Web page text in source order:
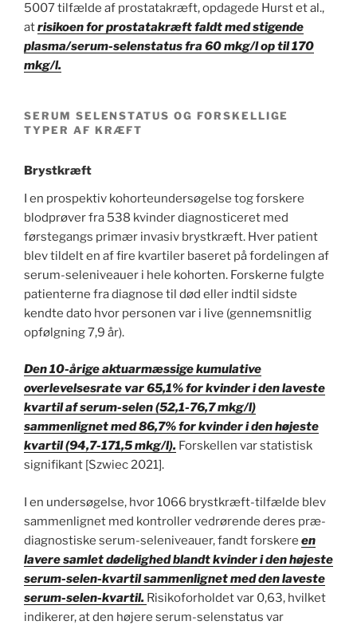
5007 tilfælde af prostatakræft, opdagede Hurst et al.,
atrisikoen for prostatakræft faldt med stigende
plasma/serum-selenstatus fra 60 mkg/l op til 170
mkg/l.
SERUM SELENSTATUS OG FORSKELLIGE
TYPER AF KRÆFT
Brystkræft
I en prospektiv kohorteundersøgelse tog forskere
blodprøver fra 538 kvinder diagnosticeret med
førstegangs primær invasiv brystkræft. Hver patient
blev tildelt en af fire kvartiler baseret på fordelingen af
serum-seleniveauer i hele kohorten. Forskerne fulgte
patienterne fra diagnose til død eller indtil sidste
kendte dato hvor personen var i live (gennemsnitlig
opfølgning 7,9 år).
Den 10-årige aktuarmæssige kumulative
overlevelsesrate var 65,1% for kvinder i den laveste
kvartil af serum-selen (52,1-76,7 mkg/l)
sammenlignet med 86,7% for kvinder i den højeste
kvartil (94,7-171,5 mkg/l). Forskellen var statistisk
signifikant [Szwiec 2021].
I en undersøgelse, hvor 1066 brystkræft-tilfælde blev
sammenlignet med kontroller vedrørende deres præ-
diagnostiske serum-seleniveauer, fandt forskere en
lavere samlet dødelighed blandt kvinder i den højeste
serum-selen-kvartil sammenlignet med den laveste
serum-selen-kvartil. Risikoforholdet var 0,63, hvilket
indikerer, at den højere serum-selenstatus var